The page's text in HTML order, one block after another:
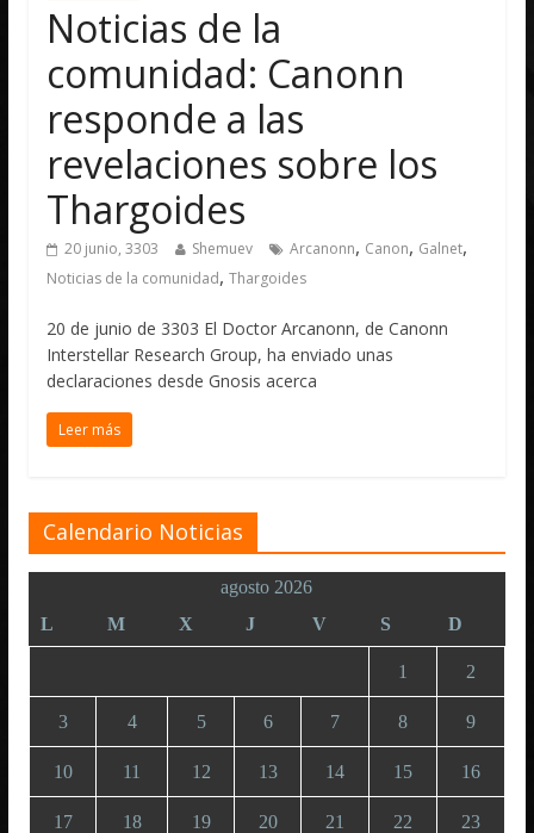
Noticias de la
comunidad: Canonn
responde a las
revelaciones sobre los
Thargoides
20 junio, 3303 Shemuev Arcanonn, Canon, Galnet,
Noticias de la comunidad,Thargoides
20 de junio de 3303 El Doctor Arcanonn, de Canonn
Interstellar Research Group, ha enviado unas
declaraciones desde Gnosis acerca
Leer más
Calendario Noticias
agosto 2026
L
M X J V S D
1 2
3 4 5 6 7 8 9
10 11 12 13 14 15 16
17 18 19 20 21 22 23